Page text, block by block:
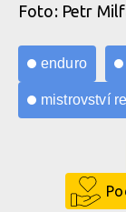
Foto: Petr
enduro
mistrovství